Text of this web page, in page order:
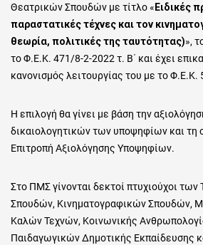
Θεατρικών Σπουδών με τίτλο « Ειδικές
παραστατικές τέχνες και τον
θεωρία, πολιτικές της ταυτότητας)»,
το Φ.Ε.Κ. 471/8-2-2022 τ. Β΄ και έχει
κανονισμός λειτουργίας του με το Φ.Ε.Κ.
Η επιλογή θα γίνει με βάση την
δικαιολογητικών των υποψηφίων και τη
Επιτροπή Αξιολόγησης Υποψηφίων.
Στο ΠΜΣ γίνονται δεκτοί πτυχιούχοι
Σπουδών, Κινηματογραφικών Σπουδών,
Καλών Τεχνών, Κοινωνικής
Παιδαγωγικών Δημοτικής Εκπαίδευσης